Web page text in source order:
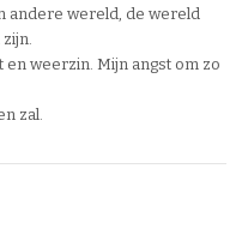
andere wereld, de wereld
en weerzin. Mijn angst om zo
zal.